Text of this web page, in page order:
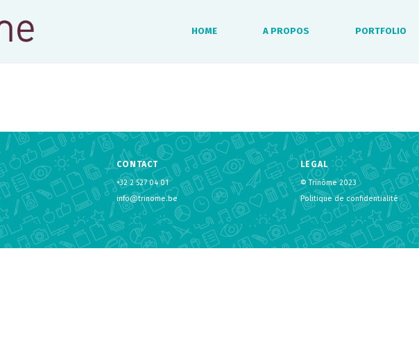
HOME A PROPOS PORTFOLIO
CONTACT
+32 2 527 04 01
info@trinome.be
LEGAL
© Trinôme 2023
Politique de confidentialité